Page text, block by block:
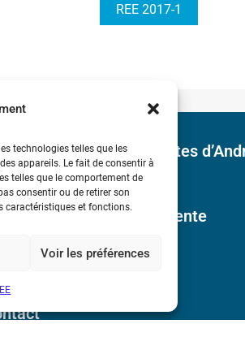
technologies telles que les
appareils. Le fait de consentir à
telles que le comportement de
consentir ou de retirer son
caractéristiques et fonctions.
Voir les préférences
REE 2017-1
des découvertes
Générales de Vente
légales